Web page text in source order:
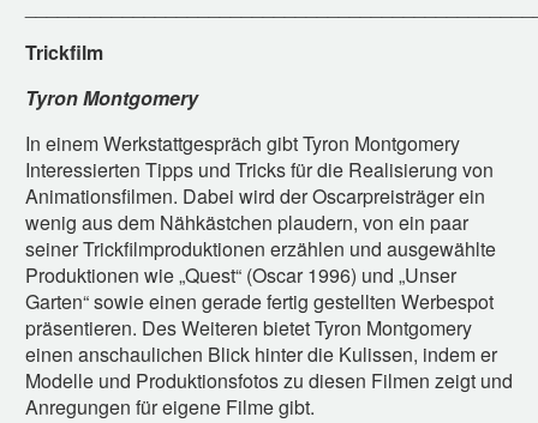
Trickfilm
Tyron Montgomery
In einem Werkstattgespräch gibt Tyron Montgomery
Interessierten Tipps und Tricks für die Realisierung von
Animationsfilmen. Dabei wird der Oscarpreisträger ein
wenig aus dem Nähkästchen plaudern, von ein paar
seiner Trickfilmproduktionen erzählen und ausgewählte
Produktionen wie „Quest“ (Oscar 1996) und „Unser
Garten“ sowie einen gerade fertig gestellten Werbespot
präsentieren. Des Weiteren bietet Tyron Montgomery
einen anschaulichen Blick hinter die Kulissen, indem er
Modelle und Produktionsfotos zu diesen Filmen zeigt und
Anregungen für eigene Filme gibt.